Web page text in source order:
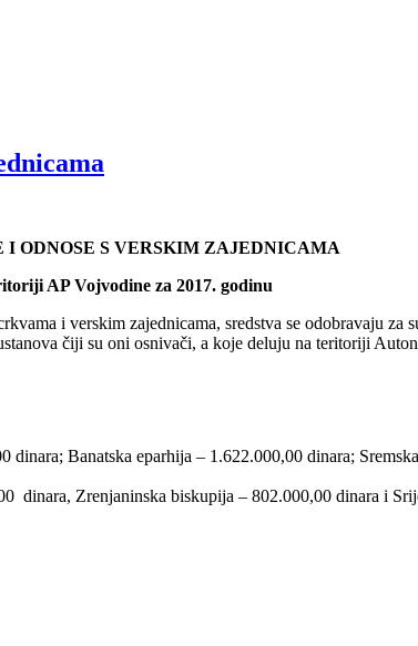
ODNOSE S VERSKIM ZAJEDNICAMA
AP Vojvodine za 2017. godinu
i verskim zajednicama, sredstva se odobravaju
čiji su oni osnivači, a koje deluju na teritoriji
Banatska eparhija – 1.622.000,00 dinara;
Zrenjaninska biskupija – 802.000,00 dinara i